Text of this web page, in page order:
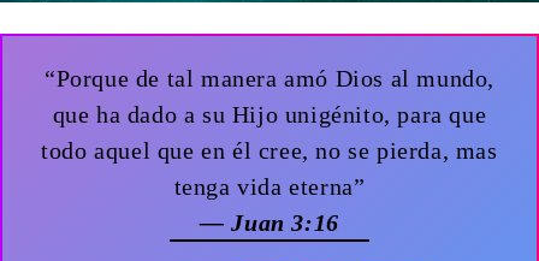
“Porque de tal manera amó Dios al mundo,
que ha dado a su Hijo unigénito, para que
todo aquel que en él cree, no se pierda, mas
tenga vida eterna”
— Juan 3:16